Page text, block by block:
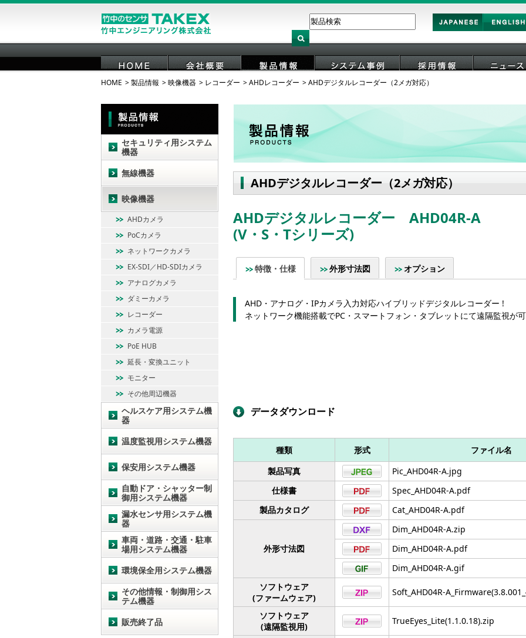
Japan English
HOME 会社概要 製品情報 システム事例 採用情報
HOME 製品情報 映像機器 レコーダー AHDレコーダー AHDデジタルレコーダー（2メガ対応）
AHDデジタルレコーダー（2メガ対応）
AHDデジタルレコーダー AHD04R-A
(V・S・Tシリーズ)
特徴・仕様 外形寸法図 オプション
AHD・アナログ・IPカメラ入力対応ハイブリッドデジタルレコーダー !
ネットワーク機能搭載でPC・スマートフォン・タブレットにて遠隔監視が
データダウンロード
種類 形式 ファイル名
製品写真
Pic_AHD04R-A.jpg
仕様書
Spec_AHD04R-A.pdf
製品カタログ
Cat_AHD04R-A.pdf
外形寸法図
Dim_AHD04R-A.zip
Dim_AHD04R-A.pdf
Dim_AHD04R-A.gif
ソフトウェア
(ファームウェア)
Soft_AHD04R-
ソフトウェア
(遠隔監視用)
TrueEyes_Lite(1.1.0.18).zip
セキュリティ用システム
機器
無線機器
映像機器
AHDカメラ
PoCカメラ
ネットワークカメラ
EX-SDI／HD-SDIカメラ
アナログカメラ
ダミーカメラ
レコーダー
カメラ電源
PoE HUB
延長・変換ユニット
モニター
その他周辺機器
ヘルスケア用システム機
器
温度監視用システム機器
保安用システム機器
自動ドア・シャッター制
御用システム機器
漏水センサ用システム機
器
車両・道路・交通・駐車
場用システム機器
環境保全用システム機器
その他情報・制御用シス
テム機器
販売終了品